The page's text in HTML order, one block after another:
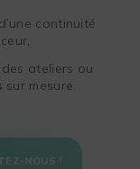
continuité
des ateliers ou
mesure.
NOUS !